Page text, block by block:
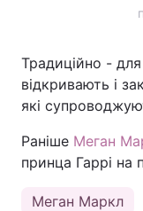
Традиційно - для
відкривають і
які
Раніше Меган
принца Гаррі на
Меган Маркл